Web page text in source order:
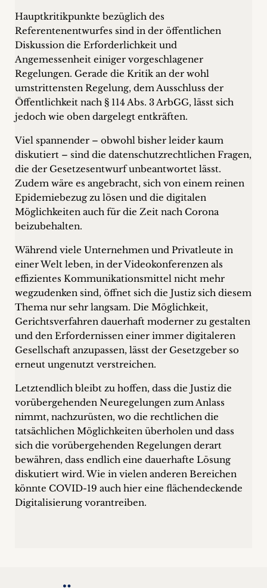
Hauptkritikpunkte bezüglich des
Referentenentwurfes sind in der öffentlichen
Diskussion die Erforderlichkeit und
Angemessenheit einiger vorgeschlagener
Regelungen. Gerade die Kritik an der wohl
umstrittensten Regelung, dem Ausschluss der
Öffentlichkeit nach § 114 Abs. 3 ArbGG, lässt sich
jedoch wie oben dargelegt entkräften.
Viel spannender – obwohl bisher leider kaum
diskutiert – sind die datenschutzrechtlichen Fragen,
die der Gesetzesentwurf unbeantwortet lässt.
Zudem wäre es angebracht, sich von einem reinen
Epidemiebezug zu lösen und die digitalen
Möglichkeiten auch für die Zeit nach Corona
beizubehalten.
Während viele Unternehmen und Privatleute in
einer Welt leben, in der Videokonferenzen als
effizientes Kommunikationsmittel nicht mehr
wegzudenken sind, öffnet sich die Justiz sich diesem
Thema nur sehr langsam. Die Möglichkeit,
Gerichtsverfahren dauerhaft moderner zu gestalten
und den Erfordernissen einer immer digitaleren
Gesellschaft anzupassen, lässt der Gesetzgeber so
erneut ungenutzt verstreichen.
Letztendlich bleibt zu hoffen, dass die Justiz die
vorübergehenden Neuregelungen zum Anlass
nimmt, nachzurüsten, wo die rechtlichen die
tatsächlichen Möglichkeiten überholen und dass
sich die vorübergehenden Regelungen derart
bewähren, dass endlich eine dauerhafte Lösung
diskutiert wird. Wie in vielen anderen Bereichen
könnte COVID-19 auch hier eine flächendeckende
Digitalisierung vorantreiben.